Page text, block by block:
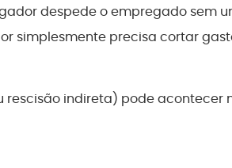
despede o empregado sem
simplesmente precisa cortar
rescisão indireta) pode acontecer